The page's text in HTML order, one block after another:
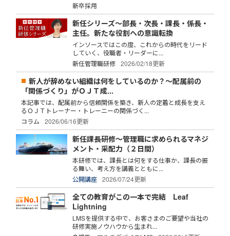
新卒採用
新任シリーズ～部長・次長・課長・係長・
主任。新たな役割への意識転換
インソースではこの度、これからの時代をリード
していく、役職者・リーダーに...
新任管理職研修
2026/02/18更新
新人が辞めない組織は何をしているのか？～配属前の
「関係づくり」がＯＪＴ成...
本記事では、配属前から信頼関係を築き、新人の定着と成長を支え
るＯＪＴトレーナー・トレーニーの関係づく...
コラム
2026/06/16更新
新任課長研修～管理職に求められるマネジ
メント・采配力（２日間）
本研修では、課長とは何をする仕事か、課長の振
る舞い、考え方を講義とともに...
公開講座
2026/07/24更新
全ての教育がこの一本で完結 Leaf
Lightning
LMSを提供する中で、お客さまのご要望や当社の
研修実施ノウハウから生まれ...